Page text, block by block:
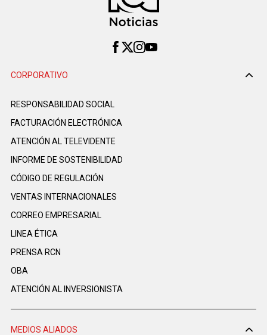
CORPORATIVO
RESPONSABILIDAD SOCIAL
FACTURACIÓN ELECTRÓNICA
ATENCIÓN AL TELEVIDENTE
INFORME DE SOSTENIBILIDAD
CÓDIGO DE REGULACIÓN
VENTAS INTERNACIONALES
CORREO EMPRESARIAL
LINEA ÉTICA
PRENSA RCN
OBA
ATENCIÓN AL INVERSIONISTA
MEDIOS ALIADOS